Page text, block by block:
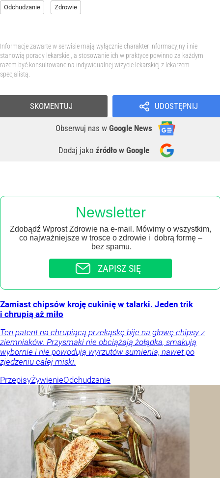
Odchudzanie Zdrowie
Informacje zawarte w serwisie mają wyłącznie charakter informacyjny i nie
stanowią porady lekarskiej, a stosowanie ich w praktyce powinno za każdym
razem być konsultowane na indywidualnej wizycie lekarskiej z lekarzem
specjalistą.
UDOSTĘPNIJ
Obserwuj nas w Google News
Dodaj jako źródło w Google
SKOMENTUJ
Newsletter
Zdobądź Wprost Zdrowie na e-mail. Mówimy o wszystkim,
co najważniejsze w trosce o zdrowie i dobrą formę –
bez spamu.
ZAPISZ SIĘ
Zamiast chipsów kroję cukinię w talarki. Jeden trik
i chrupią aż miło
Ten patent na chrupiącą przekąskę bije na głowę chipsy z
ziemniaków. Przysmaki nie obciążają żołądka, smakują
wybornie i nie powodują wyrzutów sumienia, nawet po
zjedzeniu całej miski.
PrzepisyŻywienieOdchudzanie